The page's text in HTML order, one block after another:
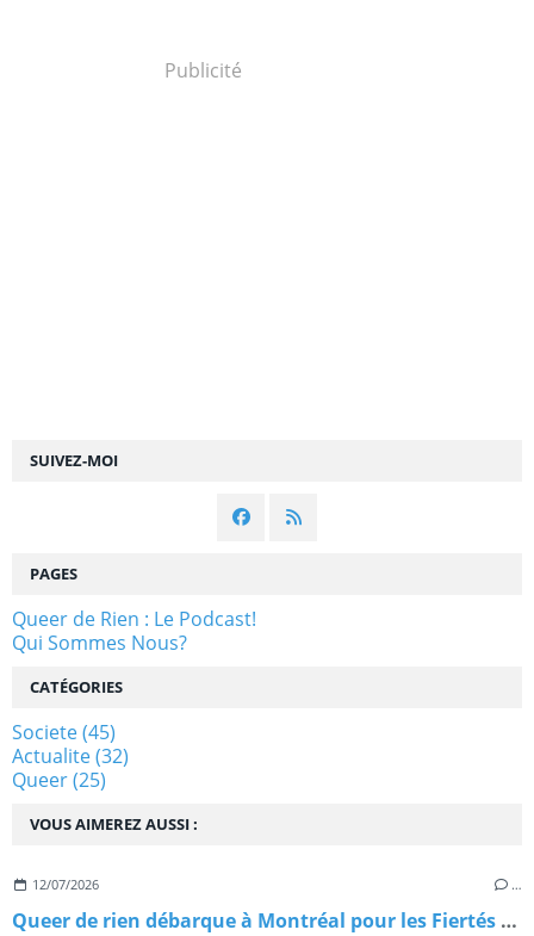
SUIVEZ-MOI
Publicité
VOUS AIMEREZ AUSSI :
12/07/2026 …
Queer de rien débarque à Montréal pour les Fiertés Montréal 2026 : on vous emmène avec nous
PAGES
Queer de Rien : Le Podcast!
Qui Sommes Nous?
CATÉGORIES
Societe(45)
Actualite(32)
Queer(25)